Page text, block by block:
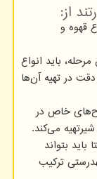
از:
قهوه و
باید انواع
در تهیه آن‌ها
خاص در
می‌کند.
بتواند
ترکیب